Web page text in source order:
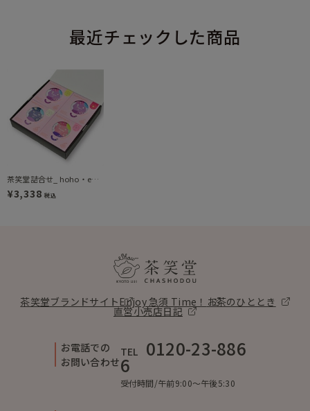
最近チェックした商品
茶笑堂詰合せ_ hoho・emi アソート/Elegant煎茶/Passion煎茶/Relax煎茶（DH4-3090）
¥3,338 税込
茶笑堂ブランドサイト Enjoy 急須 Time！ お茶のひととき
直営小売店日記
お電話での
お問い合わせ
TEL 0120-23-886
6
受付時間/午前9:00〜午後5:30